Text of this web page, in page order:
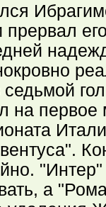
седьмой
на первое
а